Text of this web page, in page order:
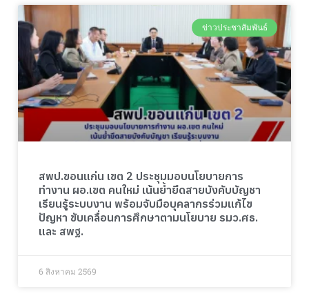
ข่าวประชาสัมพันธ์
สพป.ขอนแก่น เขต 2 ประชุมมอบนโยบายการ
ทำงาน ผอ.เขต คนใหม่ เน้นย้ำยึดสายบังคับบัญชา
เรียนรู้ระบบงาน พร้อมจับมือบุคลากรร่วมแก้ไข
ปัญหา ขับเคลื่อนการศึกษาตามนโยบาย รมว.ศธ.
และ สพฐ.
6 สิงหาคม 2569